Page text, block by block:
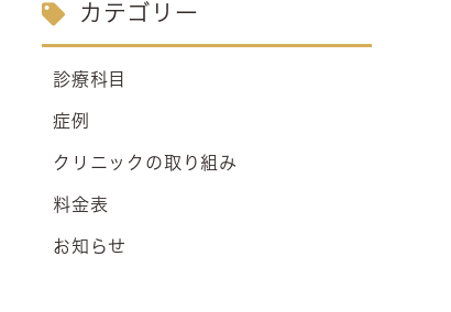
カテゴリー
診療科目
症例
クリニックの取り組み
料金表
お知らせ